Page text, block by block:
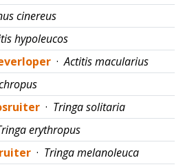
cinereus
hypoleucos
·Actitis macularius
· Tringa solitaria
erythropus
· Tringa melanoleuca